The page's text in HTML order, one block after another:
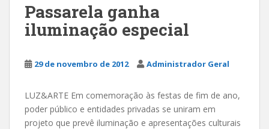
Passarela ganha
iluminação especial
29 de novembro de 2012 Administrador Geral
LUZ&ARTE Em comemoração às festas de fim de ano,
poder público e entidades privadas se uniram em
projeto que prevê iluminação e apresentações culturais